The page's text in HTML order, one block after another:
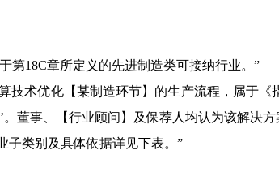
第18C章所定义的先进制造类可接纳行业。”
术优化【某制造环节】的生产流程，属于《
董事、【行业顾问】及保荐人均认为该解决方
类别及具体依据详见下表。”